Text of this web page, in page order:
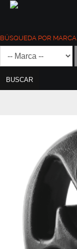
BÚSQUEDA POR MARCA
BUSCAR